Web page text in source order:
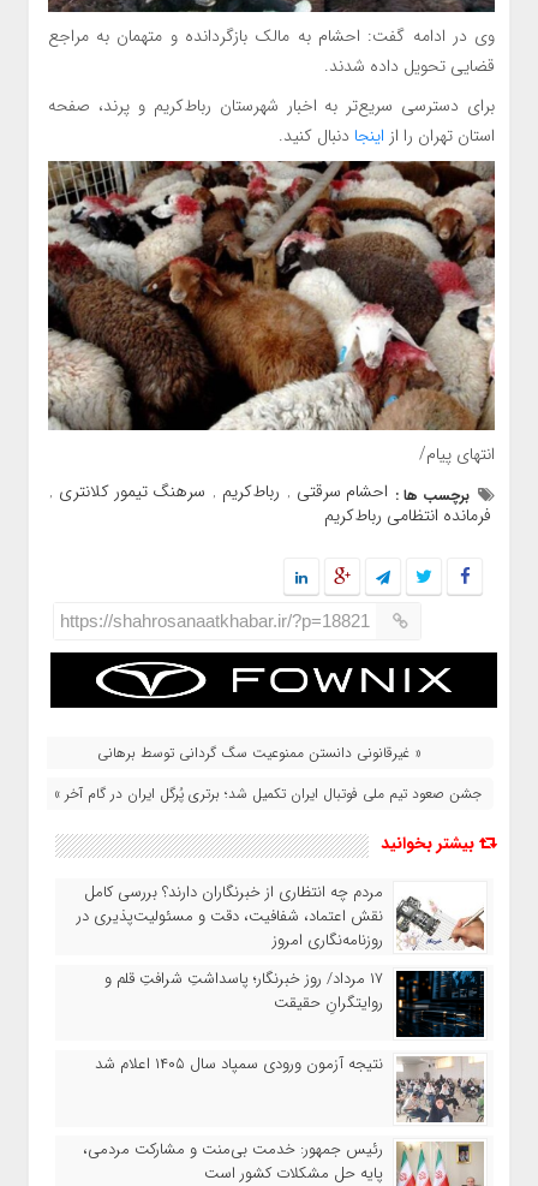
وی در ادامه گفت: احشام به مالک بازگردانده و متهمان به مراجع
قضایی تحویل داده شدند.
برای دسترسی سریع‌تر به اخبار شهرستان رباط‌کریم و پرند، صفحه
استان تهران را از اینجا دنبال کنید.
انتهای پیام/
برچسب ها : احشام سرقتی , رباط‌کريم , سرهنگ تیمور کلانتری ,
فرمانده انتظامی رباط‌کریم
https://shahrosanaatkhabar.ir/?p=18821
« غیرقانونی دانستن ممنوعیت سگ گردانی توسط برهانی
جشن صعود تیم ملی فوتبال ایران تکمیل شد؛ برتری پُرگل ایران در گام آخر »
بیشتر بخوانید
مردم چه انتظاری از خبرنگاران دارند؟ بررسی کامل
نقش اعتماد، شفافیت، دقت و مسئولیت‌پذیری در
روزنامه‌نگاری امروز
۱۷ مرداد/ روز خبرنگار؛ پاسداشتِ شرافتِ قلم و
روایتگرانِ حقیقت
نتیجه آزمون ورودی سمپاد سال ۱۴۰۵ اعلام شد
رئیس جمهور: خدمت بی‌منت و مشارکت مردمی،
پایه حل مشکلات کشور است